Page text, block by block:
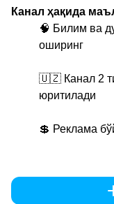
Канал ҳақида
🧠 Билим ва
оширинг
🇺🇿 Канал 2
юритилади
💲 Реклама